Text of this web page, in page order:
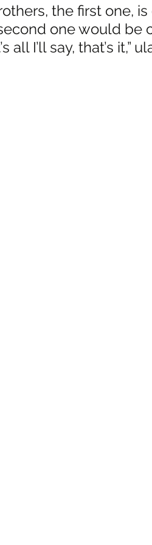
the first one,
one would be
all I’ll say, that’s it,”